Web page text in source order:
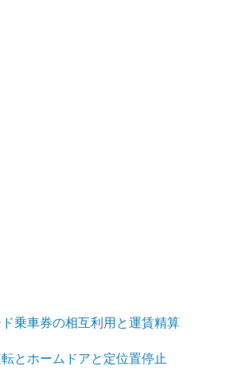
乗車券の相互利用と運賃精算
とホームドアと定位置停止